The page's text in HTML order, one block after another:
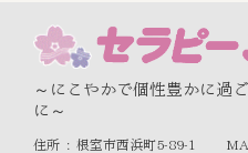
～にこやかで個性豊かに過
に～
住所 : 根室市西浜町5-89-1